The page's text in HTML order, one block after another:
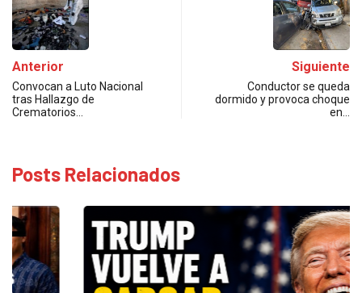
Anterior
Convocan a Luto Nacional
tras Hallazgo de
Crematorios…
Siguiente
Conductor se queda
dormido y provoca choque
en…
Posts Relacionados